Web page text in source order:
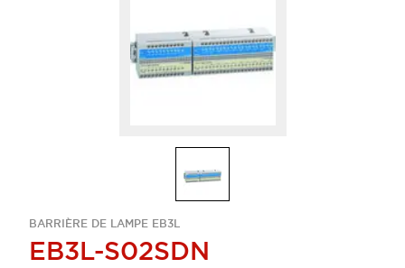
BARRIÈRE DE LAMPE EB3L
EB3L-S02SDN